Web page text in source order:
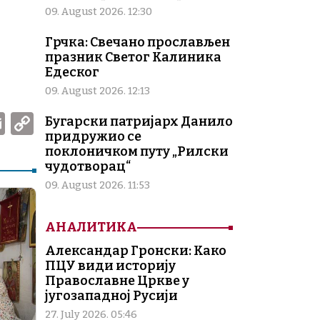
E
m
ai
l
C
o
p
y
Li
n
k
09. August 2026. 12:30
Грчка: Свечано прослављен
празник Светог Калиника
Едеског
09. August 2026. 12:13
Бугарски патријарх Данило
придружио се
поклоничком путу „Рилски
чудотворац“
09. August 2026. 11:53
АНАЛИТИКА
Александар Гронски: Како
ПЦУ види историју
Православне Цркве у
југозападној Русији
27. July 2026. 05:46